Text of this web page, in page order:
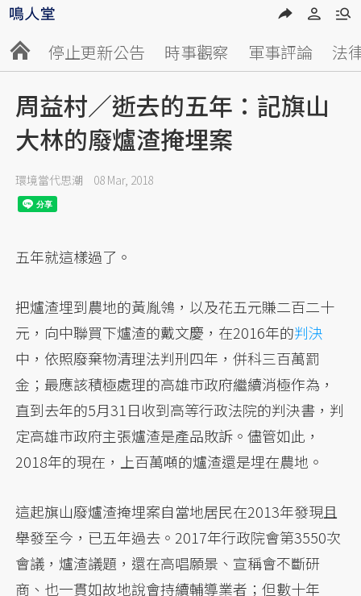
停止更新公告 時事觀察 軍事評論 法
周益村／逝去的五年：記旗山
大林的廢爐渣掩埋案
環境當代思潮 08 Mar, 2018
五年就這樣過了。
把爐渣埋到農地的黃胤鴒，以及花五元賺二百二十
元，向中聯買下爐渣的戴文慶，在2016年的判決
中，依照廢棄物清理法判刑四年，併科三百萬罰
金；最應該積極處理的高雄市政府繼續消極作為，
直到去年的5月31日收到高等行政法院的判決書，判
定高雄市政府主張爐渣是產品敗訴。儘管如此，
2018年的現在，上百萬噸的爐渣還是埋在農地。
這起旗山廢爐渣掩埋案自當地居民在2013年發現且
舉發至今，已五年過去。2017年行政院會第3550次
會議，爐渣議題，還在高唱願景、宣稱會不斷研
商、也一貫如故地說會持續輔導業者；但數十年